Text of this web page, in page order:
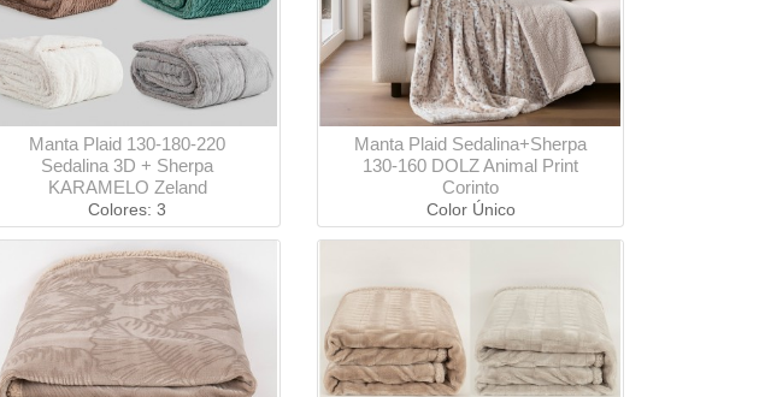
Manta Plaid 130-180-220
Sedalina 3D + Sherpa
KARAMELO Zeland
Colores: 3
Manta Plaid Sedalina+Sherpa
130-160 DOLZ Animal Print
Corinto
Color Único